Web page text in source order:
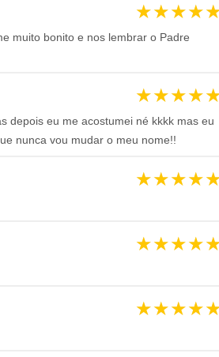
★★★★
muito bonito e nos lembrar o Padre
★★★★
depois eu me acostumei né kkkk mas eu
nunca vou mudar o meu nome!!
★★★★
★★★★
★★★★